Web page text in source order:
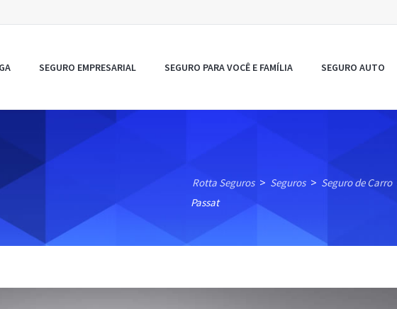
SEGURO EMPRESARIAL SEGURO PARA VOCÊ E FAMÍLIA SEGURO AUTO
Rotta Seguros > Seguros > Seguro de Carro
Passat